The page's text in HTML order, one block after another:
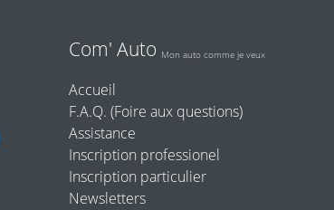
Com' Auto Mon auto comme je veux
Accueil
F.A.Q. (Foire aux questions)
Assistance
Inscription professionel
Inscription particulier
Newsletters